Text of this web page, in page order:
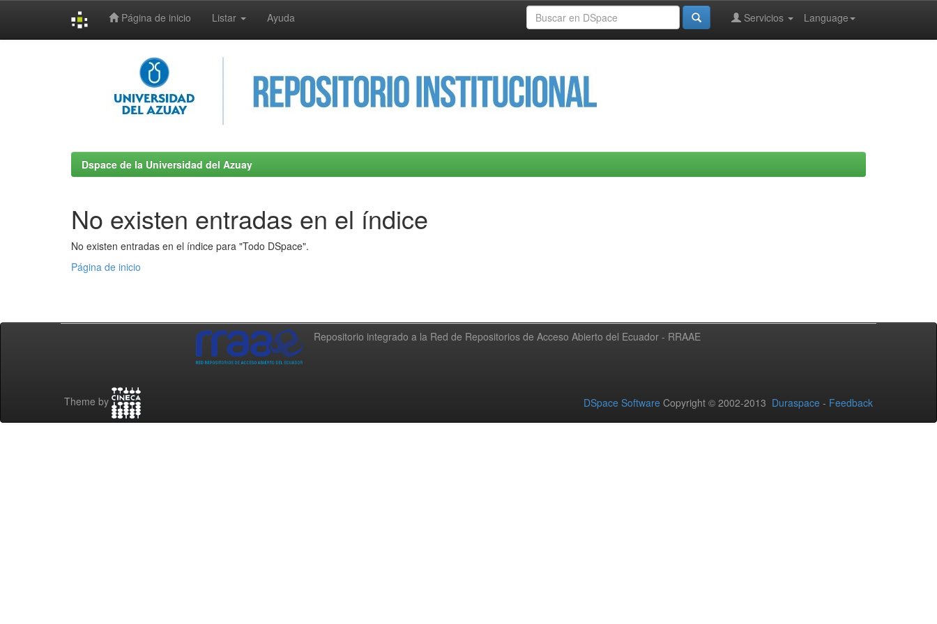
Página de inicio Listar Ayuda Language
Servicios
Dspace de la Universidad del Azuay
No existen entradas en el índice
No existen entradas en el índice para "Todo DSpace".
Página de inicio
Repositorio integrado a la Red de Repositorios de Acceso Abierto del Ecuador - RRAAE
Theme by DSpace Software Copyright © 2002-2013 Duraspace - Feedback